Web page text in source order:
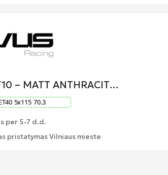
– MATT ANTHRACIT…
40 5x115 70.3
per 5-7 d.d.
pristatymas Vilniaus mieste